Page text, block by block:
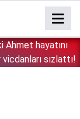
Ahmet hayatını
sızlattı!